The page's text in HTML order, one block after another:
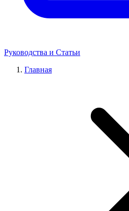
Руководства и Статьи
Главная